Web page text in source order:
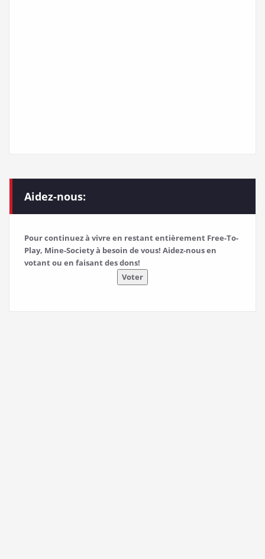
Aidez-nous:
Pour continuez à vivre en restant entièrement Free-To-
Play, Mine-Society à besoin de vous! Aidez-nous en
votant ou en faisant des dons!
Voter